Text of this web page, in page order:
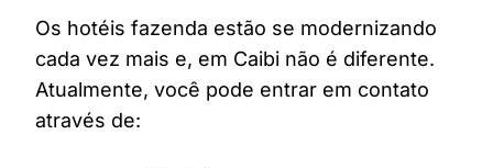
Os hotéis fazenda estão se modernizando
cada vez mais e, em Caibi não é diferente.
Atualmente, você pode entrar em contato
através de: